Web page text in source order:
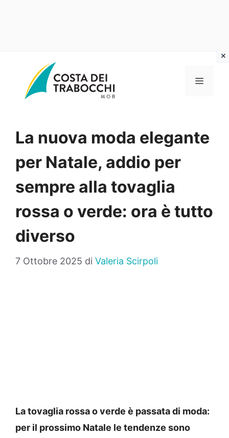
contenuto
MENU
La nuova moda elegante
per Natale, addio per
sempre alla tovaglia
rossa o verde: ora è tutto
diverso
7 Ottobre 2025 di Valeria Scirpoli
La tovaglia rossa o verde è passata di moda:
per il prossimo Natale le tendenze sono